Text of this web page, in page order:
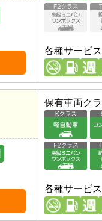
各種サービス
保有車両ク
各種サービス